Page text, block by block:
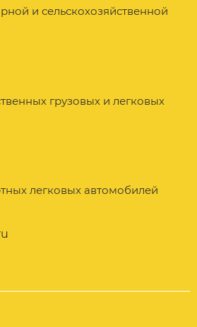
и сельскохозяйственной
грузовых и легковых
легковых автомобилей